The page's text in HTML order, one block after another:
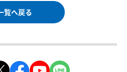
覧へ戻る